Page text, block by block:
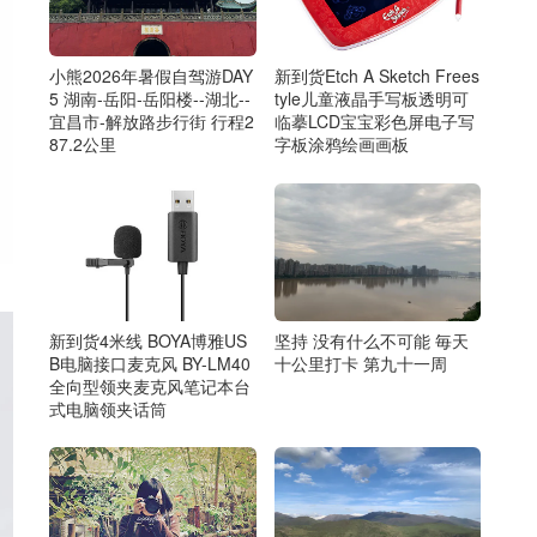
小熊2026年暑假自驾游DAY
5 湖南-岳阳-岳阳楼--湖北--
宜昌市-解放路步行街 行程2
87.2公里
新到货Etch A Sketch Frees
tyle‎儿童液晶手写板透明可
临摹LCD宝宝彩色屏电子写
字板涂鸦绘画画板
新到货4米线 BOYA博雅US
B电脑接口麦克风 BY-LM40
全向型领夹麦克风笔记本台
式电脑领夹话筒
坚持 没有什么不可能 毎天
十公里打卡 第九十一周